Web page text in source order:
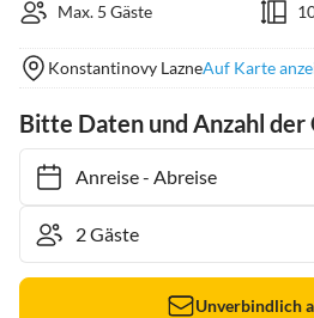
Max. 5 Gäste
Konstantinovy LazneAuf Karte
Bitte Daten und Anzahl der
Anreise- Abreise
Unverbindlich